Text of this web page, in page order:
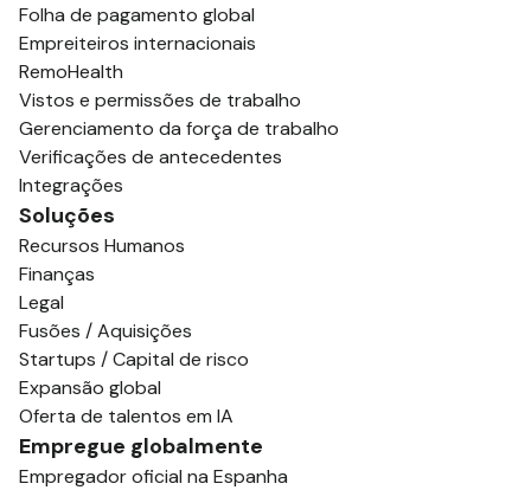
Folha de pagamento global
Empreiteiros internacionais
RemoHealth
Vistos e permissões de trabalho
Gerenciamento da força de trabalho
Verificações de antecedentes
Integrações
Soluções
Recursos Humanos
Finanças
Legal
Fusões / Aquisições
Startups / Capital de risco
Expansão global
Oferta de talentos em IA
Empregue globalmente
Empregador oficial na Espanha